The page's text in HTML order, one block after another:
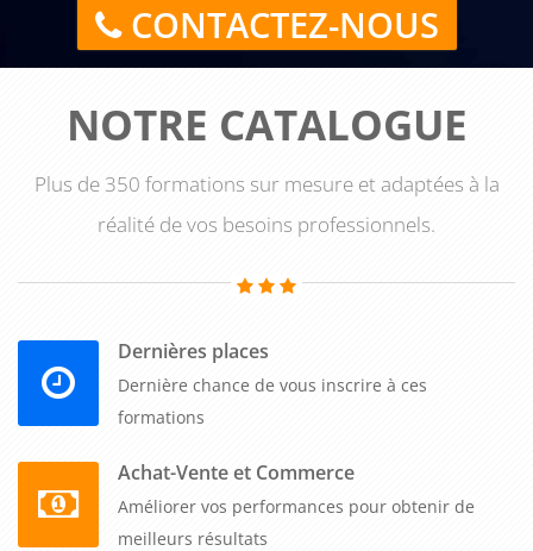
CONTACTEZ-NOUS
NOTRE CATALOGUE
Plus de 350 formations sur mesure et adaptées à la
réalité de vos besoins professionnels.
Dernières places
Dernière chance de vous inscrire à ces
formations
Achat-Vente et Commerce
Améliorer vos performances pour obtenir de
meilleurs résultats